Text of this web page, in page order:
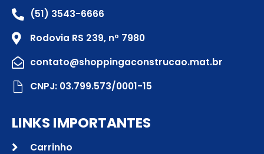
(51) 3543-6666
Rodovia RS 239, nº 7980
contato@shoppingaconstrucao.mat.br
CNPJ: 03.799.573/0001-15
LINKS IMPORTANTES
Carrinho